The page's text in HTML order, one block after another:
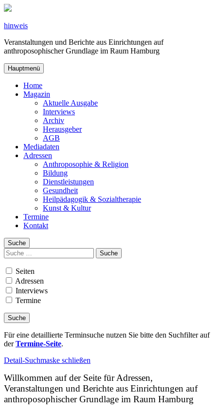
Zum
springen
hinweis
Veranstaltungen und Berichte aus Einrichtungen auf
anthroposophischer Grundlage im Raum Hamburg
Hauptmenü
Home
Magazin
Aktuelle Ausgabe
Interviews
Archiv
Herausgeber
AGB
Mediadaten
Adressen
Anthroposophie & Religion
Bildung
Dienstleistungen
Gesundheit
Heilpädagogik & Sozialtherapie
Kunst & Kultur
Termine
Kontakt
Suche
Suchen
nach:
Seiten
Adressen
Interviews
Termine
Für eine detaillierte Terminsuche nutzen Sie bitte den Suchfilter auf
derTermine-Seite.
Detail-Suchmaske schließen
Willkommen auf der Seite für Adressen,
Veranstaltungen und Berichte aus Einrichtungen auf
anthroposophischer Grundlage im Raum Hamburg